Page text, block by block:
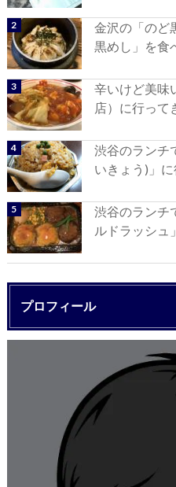
金沢の「のど
黒めし」を食
辛いけど美味
店）に行って
渋谷のランチ
いきょう)」
渋谷のランチ
ルドラッシュ
プロフィール